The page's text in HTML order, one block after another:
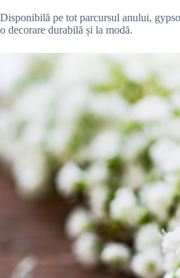
Disponibilă pe tot parcursul anului,
o decorare durabilă și la modă.